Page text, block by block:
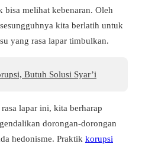
bisa melihat kebenaran. Oleh
kita berlatih untuk
yang rasa lapar timbulkan.
Butuh Solusi Syar’i
lapar ini, kita berharap
dorongan-dorongan
hedonisme. Praktik korupsi